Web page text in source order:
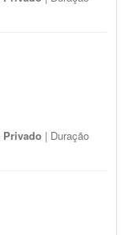
Privado | Duração